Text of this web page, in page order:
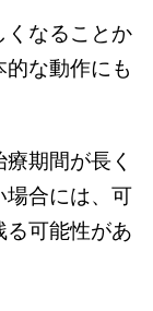
くなることか
な動作にも
期間が長く
場合には、可
る可能性があ